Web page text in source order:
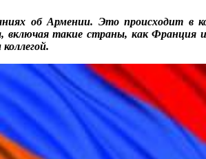
об Армении. Это происходит в
включая такие страны, как